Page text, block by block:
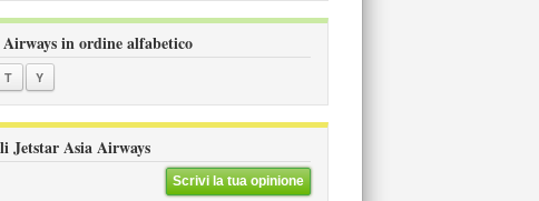
in ordine alfabetico
T Y
Jetstar Asia Airways
Scrivi la tua opinione